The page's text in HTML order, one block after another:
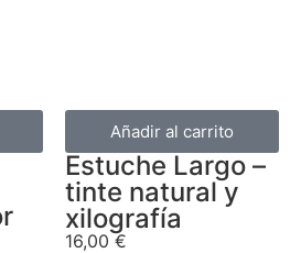
Añadir al carrito
Estuche Largo –
tinte natural y
xilografía
16,00€